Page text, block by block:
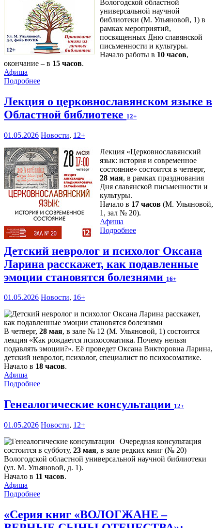
Вологодской областной
универсальной научной
библиотеки (М. Ульяновой, 1) в
рамках мероприятий,
посвященных Дню славянской
письменности и культуры.
Начало работы в 10 часов,
окончание – в 15 часов.
Афиша
Подробнее
Лекция о церковнославянском языке в
Областной библиотеке 12+
01.05.2026 Новости, 12+
Лекция «Церковнославянский
язык: история и современное
состояние» состоится в четверг,
28 мая, в рамках празднования
Дня славянской письменности и
культуры.
Начало в 17 часов (М. Ульяновой,
1, зал № 20).
Афиша
Подробнее
Детский невролог и психолог Оксана
Ларина расскажет, как подавленные
эмоции становятся болезнями 16+
01.05.2026 Новости, 16+
В четверг, 28 мая, в зале № 12 (М. Ульяновой, 1) состоится
лекция «Как рождается психосоматика. Почему нельзя
подавлять эмоции?». Её проведет Оксана Викторовна Ларина,
детский невролог, психолог, специалист по психосоматике.
Начало в 18 часов.
Афиша
Подробнее
Генеалогические консультации 12+
01.05.2026 Новости, 12+
Очередная консультация
состоится в субботу, 23 мая, в зале редких книг (№ 20)
Вологодской областной универсальной научной библиотеки
(ул. М. Ульяновой, д. 1).
Начало в 11 часов.
Афиша
Подробнее
«Серия книг «ВОЛОГЖАНЕ –